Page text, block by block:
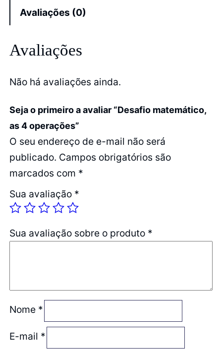
Avaliações (0)
Avaliações
Não há avaliações ainda.
Seja o primeiro a avaliar “Desafio matemático,
as 4 operações”
O seu endereço de e-mail não será
publicado. Campos obrigatórios são
marcados com *
Sua avaliação *
Sua avaliação sobre o produto *
Nome *
E-mail *